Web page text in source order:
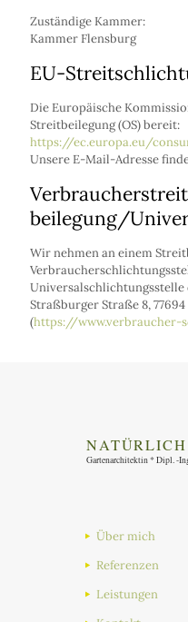
Zuständige Kammer:
Kammer Flensburg
EU-
Die Europäische
Streitbeilegung (OS) bereit:
https://ec.europa.eu/
Unsere E-Mail-Adresse
beilegung/
Wir nehmen an einem
Universalschlichtungsstelle
Straßburger Straße 8,
(https://www.verbraucher-
Über mich
Referenzen
Leistungen